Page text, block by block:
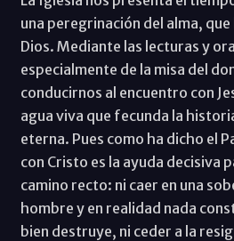
una peregrinación del alma,
Dios. Mediante las lecturas y
especialmente de la misa del
conducirnos al encuentro con
agua viva que fecunda la
eterna. Pues como ha dicho el
con Cristo es la ayuda decisiva
camino recto: ni caer en una
hombre y en realidad nada
bien destruye, ni ceder a la